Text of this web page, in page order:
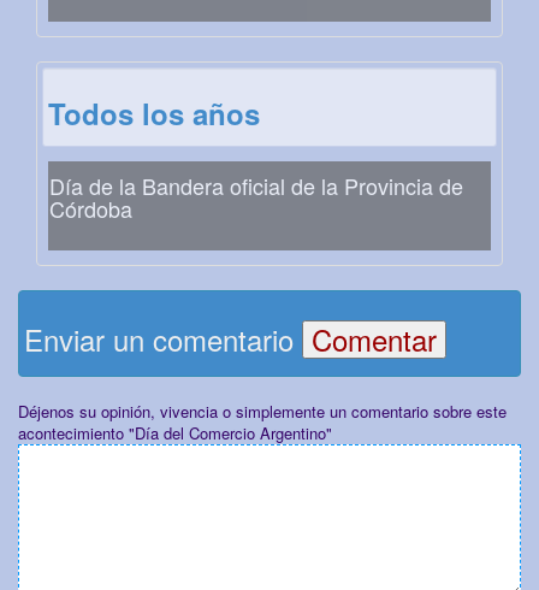
Todos los años
Día de la Bandera oficial de la Provincia de
Córdoba
Enviar un comentario
Déjenos su opinión, vivencia o simplemente un comentario sobre este
acontecimiento "Día del Comercio Argentino"